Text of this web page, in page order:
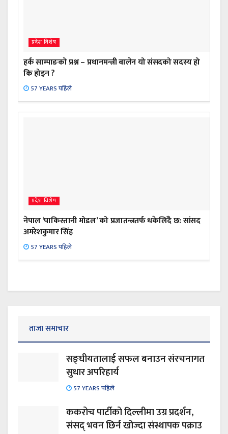
प्रदेश विशेष
हर्क साम्पाङको प्रश्न – प्रधानमन्त्री बालेन यो संसदको सदस्य हो
कि होइन ?
57 YEARS पहिले
प्रदेश विशेष
नेपाल ‘पाकिस्तानी मोडल’ को प्रजातन्त्रतर्फ धकेलिँदै छ: सांसद
अमरेशकुमार सिंह
57 YEARS पहिले
ताजा समाचार
सङ्घीयतालाई सफल बनाउन संरचनागत
सुधार अपरिहार्य
57 YEARS पहिले
ककरोच पार्टीको दिल्लीमा उग्र प्रदर्शन,
संसद् भवन छिर्न खोज्दा संस्थापक पक्राउ